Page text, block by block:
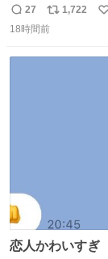
てた
返
信
27
リ
ポ
1,722
い
18時間前
恋人かわいすぎ